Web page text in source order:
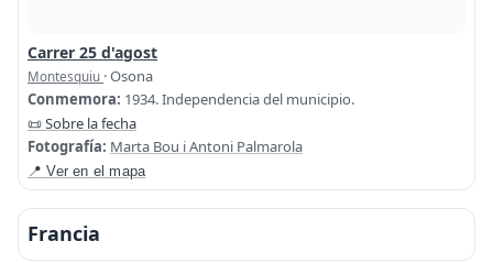
Carrer 25 d'agost
Montesquiu · Osona
Conmemora: 1934. Independencia del municipio.
📜 Sobre la fecha
Fotografía: Marta Bou i Antoni Palmarola
📍 Ver en el mapa
Francia